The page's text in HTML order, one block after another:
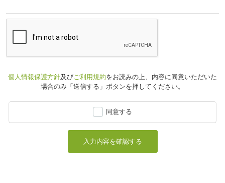
個人情報保護方針及びご利用規約をお読みの上、 内容に同意いただいた
場合のみ「送信する」ボタンを押してください。
同意する
入力内容を確認する